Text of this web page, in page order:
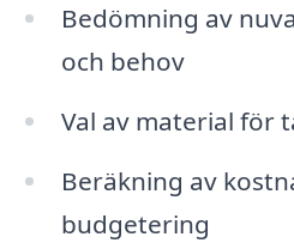
Bedömning av
och behov
Val av material för
Beräkning av
budgetering